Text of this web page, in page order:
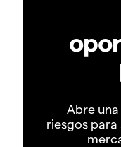
Abre
riesgos